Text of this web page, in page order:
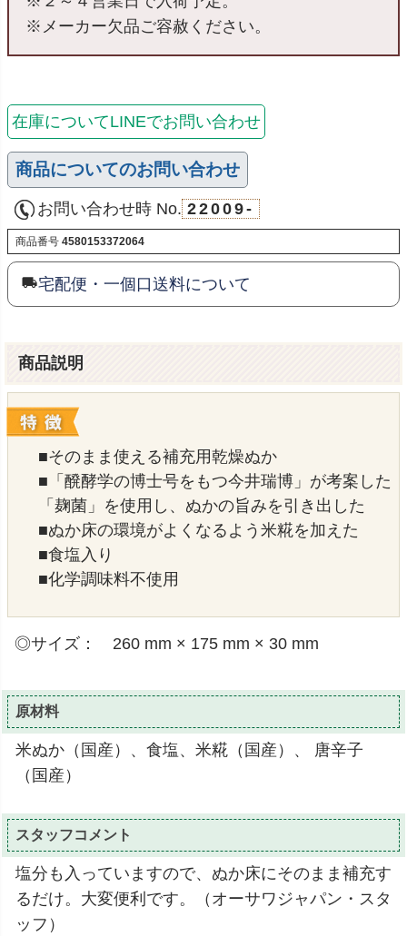
※メーカー欠品ご容赦ください。
在庫についてLINEでお問い合わせ
商品についてのお問い合わせ
お問い合わせ時 No. 22009-
商品番号 4580153372064
宅配便・一個口送料について
商品説明
■そのまま使える補充用乾燥ぬか
■「醗酵学の博士号をもつ今井瑞博」が考案した
「麹菌」を使用し、ぬかの旨みを引き出した
■ぬか床の環境がよくなるよう米糀を加えた
■食塩入り
■化学調味料不使用
◎サイズ： 260 mm × 175 mm × 30 mm
原材料
米ぬか（国産）、食塩、米糀（国産）、 唐辛子
（国産）
スタッフコメント
塩分も入っていますので、ぬか床にそのまま補充す
るだけ。大変便利です。（オーサワジャパン・スタ
ッフ）